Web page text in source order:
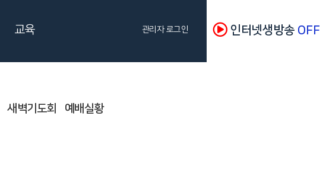
새벽기도회 예배실황
교육 관리자 로그인 인터넷생방송 OFF